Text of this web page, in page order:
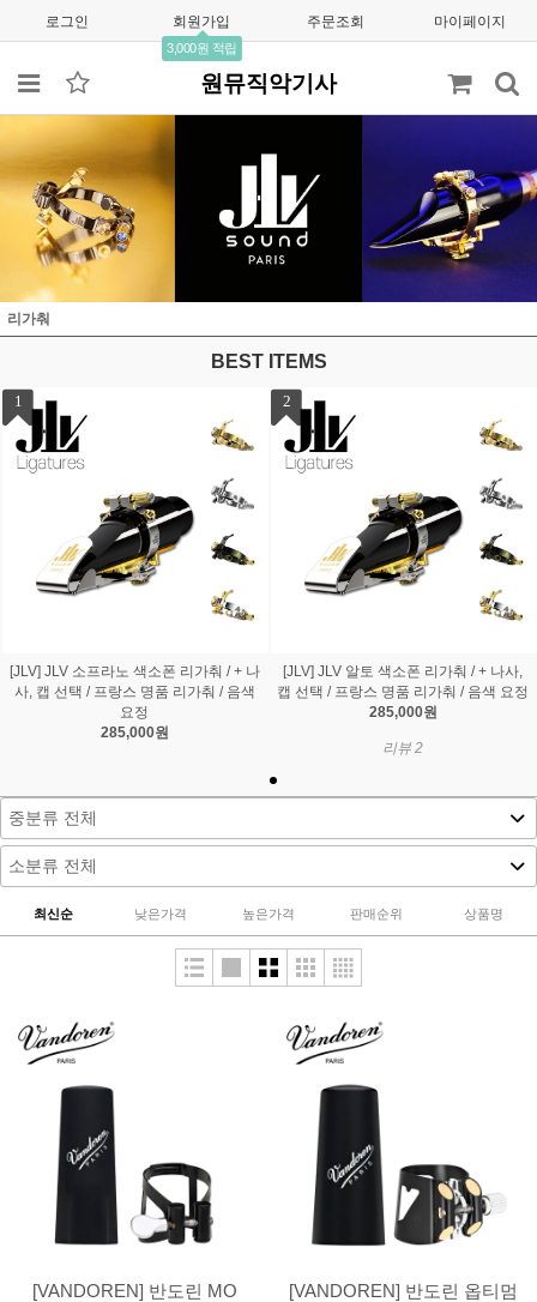
로그인 회원가입
3,000원 적립
주문조회 마이페이지
원뮤직악기사
리가춰
BEST ITEMS
1
[JLV] JLV 소프라노 색소폰 리가춰 / + 나
사, 캡 선택 / 프랑스 명품 리가춰 / 음색
요정
285,000원
2
[JLV] JLV 알토 색소폰 리가춰 / + 나사,
캡 선택 / 프랑스 명품 리가춰 / 음색 요정
285,000원
리뷰 2
최신순 낮은가격 높은가격 판매순위 상품명
[VANDOREN] 반도린 MO
[VANDOREN] 반도린 옵티멈